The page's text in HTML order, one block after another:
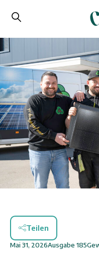
Teilen
Mai 31, 2026Ausgabe 185